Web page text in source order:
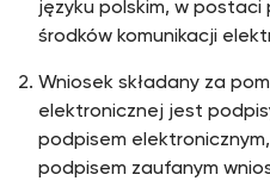
języku polskim, w
środków komunikacji
Wniosek składany za
elektronicznej jest
podpisem
podpisem zaufanym